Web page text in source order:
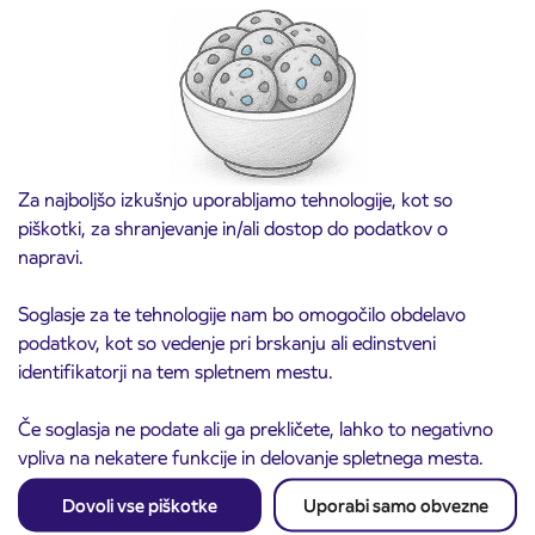
Za najboljšo izkušnjo uporabljamo tehnologije, kot so
piškotki, za shranjevanje in/ali dostop do podatkov o
napravi.
Soglasje za te tehnologije nam bo omogočilo obdelavo
podatkov, kot so vedenje pri brskanju ali edinstveni
identifikatorji na tem spletnem mestu.
Če soglasja ne podate ali ga prekličete, lahko to negativno
vpliva na nekatere funkcije in delovanje spletnega mesta.
Dovoli vse piškotke Uporabi samo obvezne
vozovnic za šolsko leto 2026/2027 se začne
3. 8. 2026
Obvestilo o popolni zapori ceste
ČEŠNJEVEK – TRATA
Kranj